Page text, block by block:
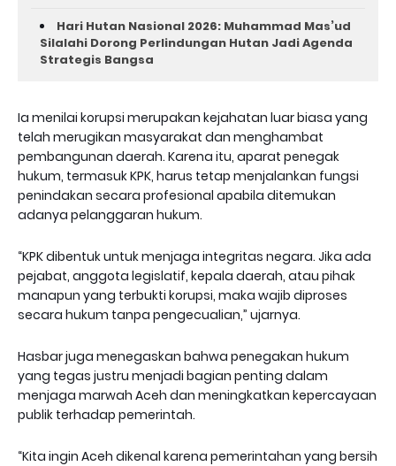
Hari Hutan Nasional 2026: Muhammad Mas’ud
Silalahi Dorong Perlindungan Hutan Jadi Agenda
Strategis Bangsa
Ia menilai korupsi merupakan kejahatan luar biasa yang
telah merugikan masyarakat dan menghambat
pembangunan daerah. Karena itu, aparat penegak
hukum, termasuk KPK, harus tetap menjalankan fungsi
penindakan secara profesional apabila ditemukan
adanya pelanggaran hukum.
“KPK dibentuk untuk menjaga integritas negara. Jika ada
pejabat, anggota legislatif, kepala daerah, atau pihak
manapun yang terbukti korupsi, maka wajib diproses
secara hukum tanpa pengecualian,” ujarnya.
Hasbar juga menegaskan bahwa penegakan hukum
yang tegas justru menjadi bagian penting dalam
menjaga marwah Aceh dan meningkatkan kepercayaan
publik terhadap pemerintah.
“Kita ingin Aceh dikenal karena pemerintahan yang bersih